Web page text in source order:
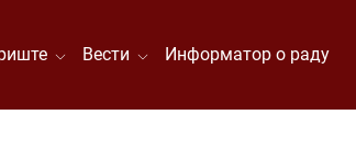
Вести Информатор о раду